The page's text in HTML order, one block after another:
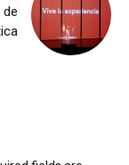
de